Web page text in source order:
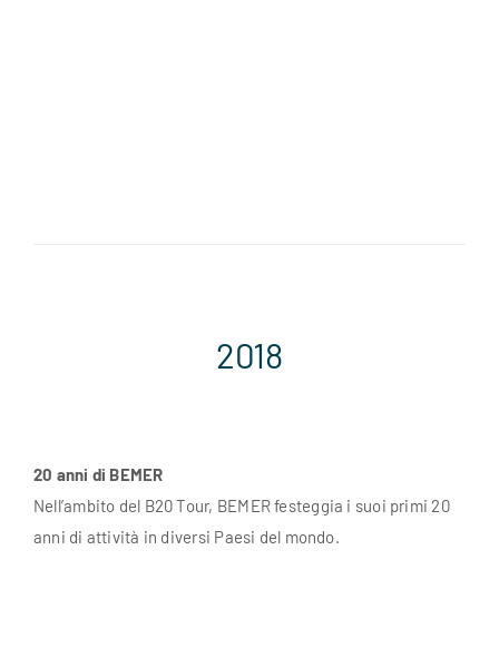
2018
20 anni di BEMER
Nell’ambito del B20 Tour, BEMER festeggia i suoi primi 20
anni di attività in diversi Paesi del mondo.